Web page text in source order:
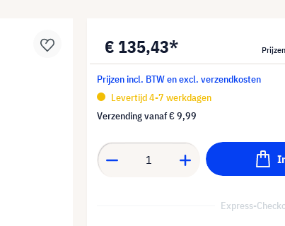
€ 135,43*
Prijzen incl. BTW en excl. verzendkosten
Levertijd 4-7 werkdagen
Verzending vanaf€ 9,99
Express-